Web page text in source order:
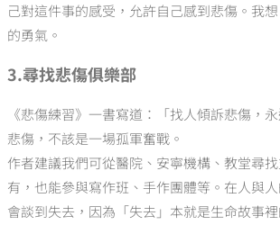
己對這件事的感受，允許自己感到悲傷。我
的勇氣。
3.尋找悲傷俱樂部
《悲傷練習》一書寫道：「找人傾訴悲傷，
悲傷，不該是一場孤軍奮戰。
作者建議我們可從醫院、安寧機構、教堂尋
有，也能參與寫作班、手作團體等。在人與
會談到失去，因為「失去」本就是生命故事